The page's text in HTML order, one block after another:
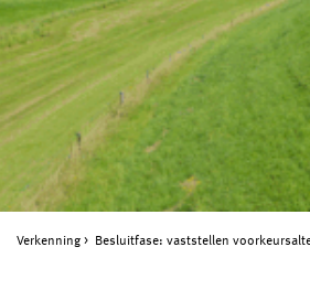
Verkenning Besluitfase: vaststellen